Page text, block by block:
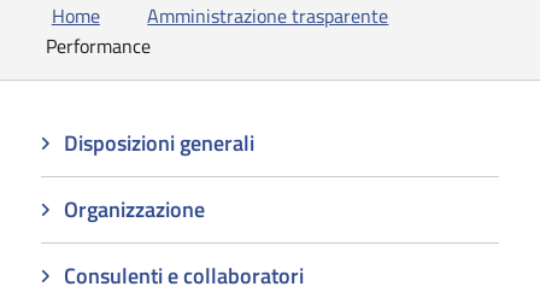
Home
Amministrazione trasparente
Performance
Disposizioni generali
Organizzazione
Consulenti e collaboratori